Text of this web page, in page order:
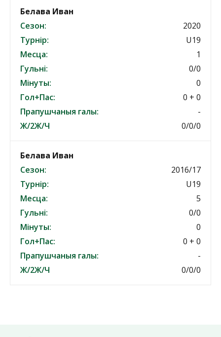
Белава Иван
Сезон:
2020
Турнір:
U19
Месца:
1
Гульні:
0/0
Мінуты:
0
Гол+Пас:
0 + 0
Прапушчаныя галы:
-
Ж/2Ж/Ч
0/0/0
Белава Иван
Сезон:
2016/17
Турнір:
U19
Месца:
5
Гульні:
0/0
Мінуты:
0
Гол+Пас:
0 + 0
Прапушчаныя галы:
-
Ж/2Ж/Ч
0/0/0